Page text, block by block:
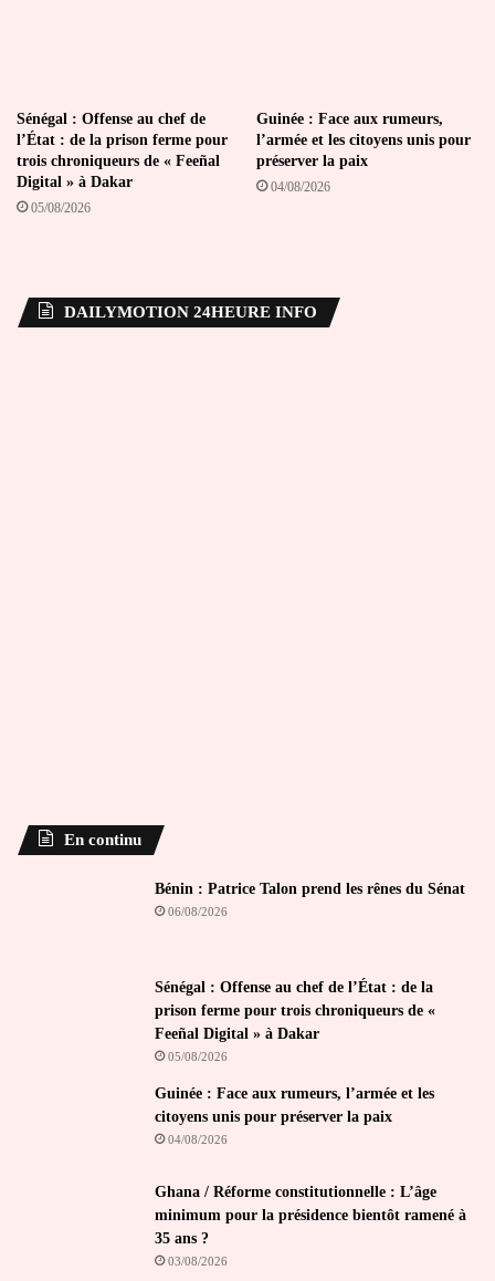
Sénégal : Offense au chef de
l’État : de la prison ferme pour
trois chroniqueurs de « Feeñal
Digital » à Dakar
05/08/2026
Guinée : Face aux rumeurs,
l’armée et les citoyens unis pour
préserver la paix
04/08/2026
DAILYMOTION 24HEURE INFO
En continu
Bénin : Patrice Talon prend les rênes du Sénat
06/08/2026
Sénégal : Offense au chef de l’État : de la
prison ferme pour trois chroniqueurs de «
Feeñal Digital » à Dakar
05/08/2026
Guinée : Face aux rumeurs, l’armée et les
citoyens unis pour préserver la paix
04/08/2026
Ghana / Réforme constitutionnelle : L’âge
minimum pour la présidence bientôt ramené à
35 ans ?
03/08/2026